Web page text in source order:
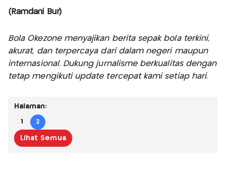
(Ramdani Bur)
Bola Okezone menyajikan berita sepak bola terkini,
akurat, dan terpercaya dari dalam negeri maupun
internasional. Dukung jurnalisme berkualitas dengan
tetap mengikuti update tercepat kami setiap hari.
Halaman:
1 2
Lihat Semua